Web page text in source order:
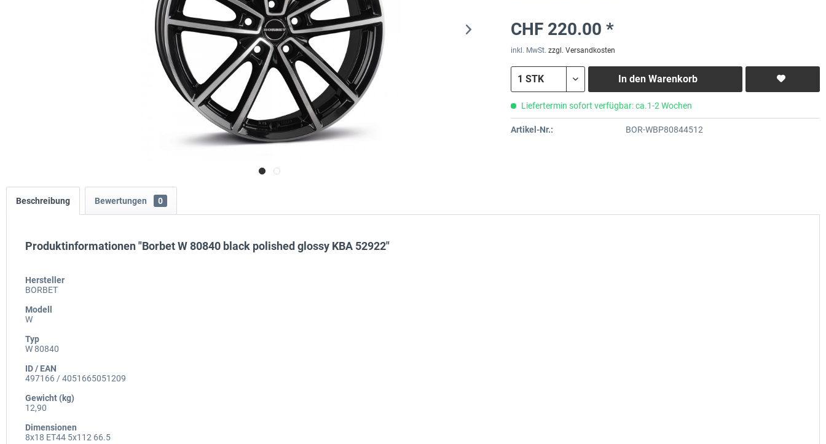
CHF 220.00 *
inkl. MwSt. zzgl. Versandkosten
In den Warenkorb
Liefertermin sofort verfügbar: ca.1-2 Wochen
Artikel-Nr.: BOR-WBP80844512
Beschreibung Bewertungen 0
Produktinformationen "Borbet W 80840 black polished glossy KBA 52922"
Hersteller
BORBET
Modell
W
Typ
W 80840
ID / EAN
497166 / 4051665051209
Gewicht (kg)
12,90
Dimensionen
8x18 ET44 5x112 66.5